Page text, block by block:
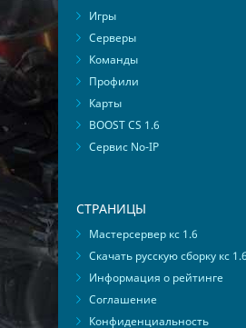
Игры
Серверы
Команды
Профили
Карты
BOOST CS 1.6
Сервис No-IP
СТРАНИЦЫ
Мастерсервер кс 1.6
Скачать русскую сборку кс 1.6
Информация о рейтинге
Соглашение
Конфиденциальность